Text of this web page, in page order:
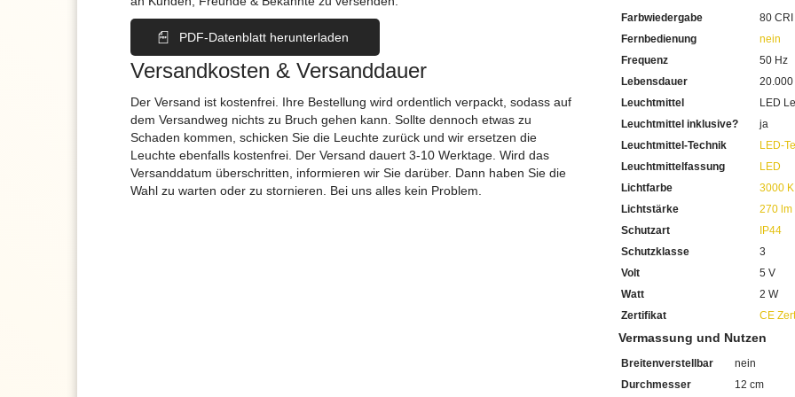
Mit einem Durchmesser von
1 x 2 Watt LED ist hier
Diese hat eine Lichtleistung
80 CRI misst die
Das Farbspektrum sehen
Mit 20.000 Stunden eine
Bei Fragen, kontaktieren Sie
Erkundigen Sie sich bei
Wir freuen uns auf Ihre
PDF-Datenblatt herunterladen
Versandkosten & Versanddauer
Der Versand ist kostenfrei. Ihre Bestellung wird ordentlich verpackt, sodass auf
dem Versandweg nichts zu Bruch gehen kann. Sollte dennoch etwas zu
Schaden kommen, schicken Sie die Leuchte zurück und wir ersetzen die
Leuchte ebenfalls kostenfrei. Der Versand dauert 3-10 Werktage. Wird das
Versanddatum überschritten, informieren wir Sie darüber. Dann haben Sie die
Wahl zu warten oder zu stornieren. Bei uns alles kein Problem.
Farbwiedergabe
80 CRI
Fernbedienung
nein
Frequenz
50 Hz
Lebensdauer
20.000
Leuchtmittel
LED
Leuchtmittel inklusive?
ja
Leuchtmittel-Technik
LED-
Leuchtmittelfassung
LED
Lichtfarbe
3000 K
Lichtstärke
270 lm
Schutzart
IP44
Schutzklasse
3
Volt
5 V
Watt
2 W
Zertifikat
CE
Vermassung und Nutzen
Breitenverstellbar
nein
Durchmesser
12 cm